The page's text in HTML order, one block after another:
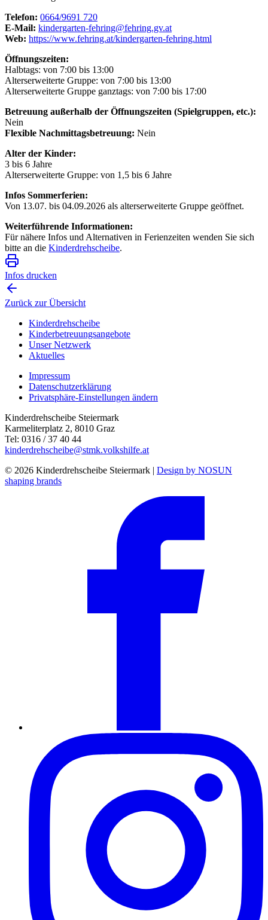
Telefon: 0664/9691 720
E-Mail: kindergarten-fehring@fehring.gv.at
Web: https://www.fehring.at/kindergarten-fehring.html
Öffnungszeiten:
Halbtags: von 7:00 bis 13:00
Alterserweiterte Gruppe: von 7:00 bis 13:00
Alterserweiterte Gruppe ganztags: von 7:00 bis 17:00
Betreuung außerhalb der Öffnungszeiten (Spielgruppen, etc.):
Nein
Flexible Nachmittagsbetreuung: Nein
Alter der Kinder:
3 bis 6 Jahre
Alterserweiterte Gruppe: von 1,5 bis 6 Jahre
Infos Sommerferien:
Von 13.07. bis 04.09.2026 als alterserweiterte Gruppe geöffnet.
Weiterführende Informationen:
Für nähere Infos und Alternativen in Ferienzeiten wenden Sie sich
bitte an die Kinderdrehscheibe.
Infos drucken
Zurück zur Übersicht
Kinderdrehscheibe
Kinderbetreuungs­angebote
Unser Netzwerk
Aktuelles
Impressum
Datenschutzerklärung
Privatsphäre-Einstellungen ändern
Kinderdrehscheibe Steiermark
Karmeliterplatz 2, 8010 Graz
Tel: 0316 / 37 40 44
kinderdrehscheibe@stmk.volkshilfe.at
© 2026 Kinderdrehscheibe Steiermark | Design by NOSUN
shaping brands